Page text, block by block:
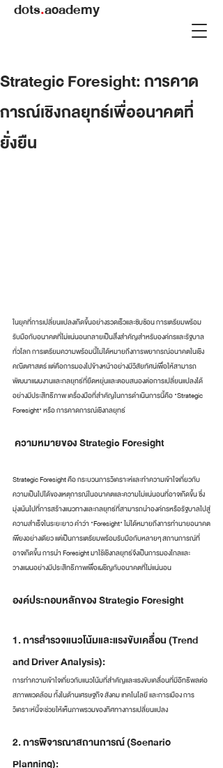
dots.academy
Strategic Foresight: การคาด
การณ์เชิงกลยุทธ์เพื่ออนาคตที่
ยั่งยืน
ในยุคที่การเปลี่ยนแปลงเกิดขึ้นอย่างรวดเร็วและซับซ้อน การเตรียมพร้อม
รับมือกับอนาคตที่ไม่แน่นอนกลายเป็นสิ่งสำคัญสำหรับองค์กรและรัฐบาล
ทั่วโลก การเตรียมความพร้อมนี้ไม่ได้หมายถึงการพยากรณ์อนาคตในเชิง
คณิตศาสตร์ แต่คือการมองไปข้างหน้าอย่างมีวิสัยทัศน์เพื่อให้สามารถ
พัฒนาแผนงานและกลยุทธ์ที่ยืดหยุ่นและตอบสนองต่อการเปลี่ยนแปลงได้
อย่างมีประสิทธิภาพ เครื่องมือที่สำคัญในการดำเนินการนี้คือ "Strategic
Foresight" หรือ การคาดการณ์เชิงกลยุทธ์
ความหมายของ Strategic Foresight
Strategic Foresight คือ กระบวนการวิเคราะห์และทำความเข้าใจเกี่ยวกับ
ความเป็นไปได้ของเหตุการณ์ในอนาคตและความไม่แน่นอนที่อาจเกิดขึ้น ซึ่ง
มุ่งเน้นไปที่การสร้างแนวทางและกลยุทธ์ที่สามารถนำองค์กรหรือรัฐบาลไปสู่
ความสำเร็จในระยะยาว คำว่า "Foresight" ไม่ได้หมายถึงการทำนายอนาคต
เพียงอย่างเดียว แต่เป็นการเตรียมพร้อมรับมือกับหลายๆ สถานการณ์ที่
อาจเกิดขึ้น การนำ Foresight มาใช้เชิงกลยุทธ์จึงเป็นการมองไกลและ
วางแผนอย่างมีประสิทธิภาพเพื่อเผชิญกับอนาคตที่ไม่แน่นอน
องค์ประกอบหลักของ Strategic Foresight
1. การสำรวจแนวโน้มและแรงขับเคลื่อน (Trend
and Driver Analysis):
การทำความเข้าใจเกี่ยวกับแนวโน้มที่สำคัญและแรงขับเคลื่อนที่มีอิทธิพลต่อ
สภาพแวดล้อม ทั้งในด้านเศรษฐกิจ สังคม เทคโนโลยี และการเมือง การ
วิเคราะห์นี้จะช่วยให้เห็นภาพรวมของทิศทางการเปลี่ยนแปลง
2. การพิจารณาสถานการณ์ (Scenario
Planning):